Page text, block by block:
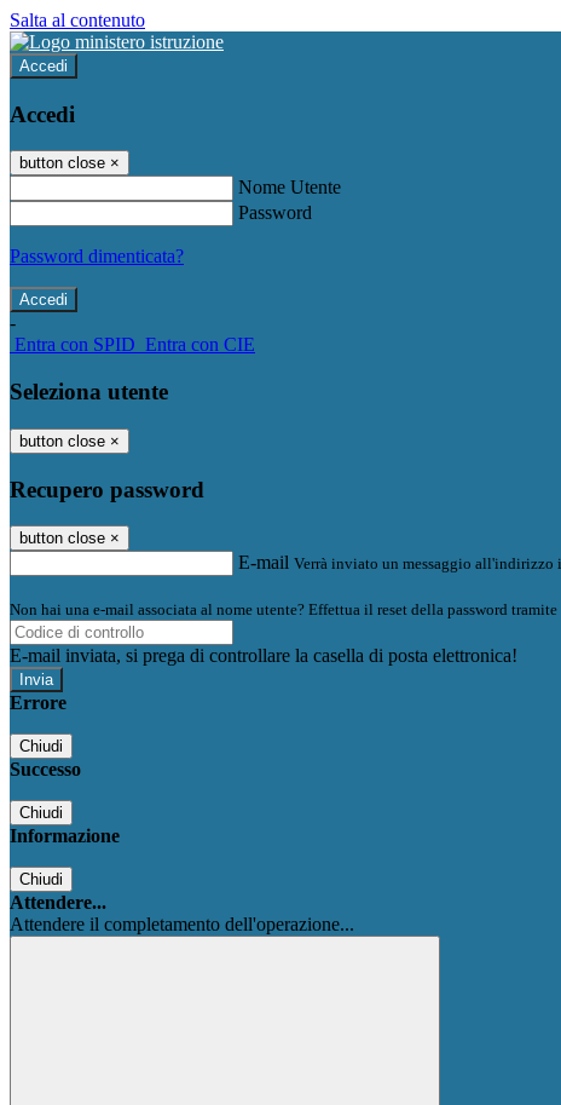
Salta al contenuto
Accedi
Accedi
button close ×
Nome Utente
Password
Password dimenticata?
-
Entra con SPID Entra con CIE
Seleziona utente
button close ×
Recupero password
button close ×
E-mail Verrà inviato un messaggio all'indirizzo
Non hai una e-mail associata al nome utente? Effettua il reset della password tramite
E-mail inviata, si prega di controllare la casella di posta elettronica!
Errore
Chiudi
Successo
Chiudi
Informazione
Chiudi
Attendere...
Attendere il completamento dell'operazione...